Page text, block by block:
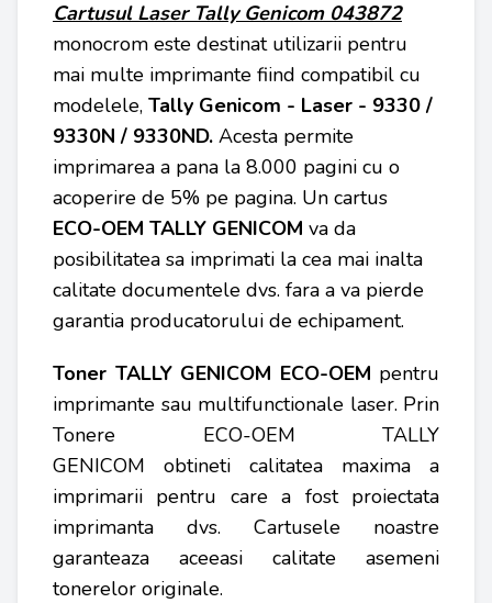
Cartusul Laser Tally Genicom 043872
monocrom este destinat utilizarii pentru
mai multe imprimante fiind compatibil cu
modelele, Tally Genicom - Laser - 9330 /
9330N / 9330ND. Acesta permite
imprimarea a pana la 8.000 pagini cu o
acoperire de 5% pe pagina. Un cartus
ECO-OEM TALLY GENICOM va da
posibilitatea sa imprimati la cea mai inalta
calitate documentele dvs. fara a va pierde
garantia producatorului de echipament.
Toner TALLY GENICOM ECO-OEM pentru
imprimante sau multifunctionale laser. Prin
Tonere ECO-OEM TALLY
GENICOM obtineti calitatea maxima a
imprimarii pentru care a fost proiectata
imprimanta dvs. Cartusele noastre
garanteaza aceeasi calitate asemeni
tonerelor originale.